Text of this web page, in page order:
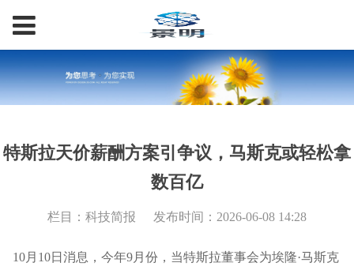
特斯拉天价薪酬方案引争议，马斯克或轻松拿
数百亿
栏目：科技简报 发布时间：2026-06-08 14:28
10月 10日消息， 今年9月份，当特斯拉董事会为埃隆·马斯克